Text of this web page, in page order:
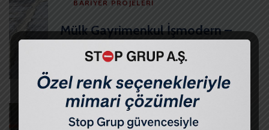
BARIYER PROJELERI
Mülk Gayrimenkul İşmodern –
Mantar Bariyer
21/05/2021